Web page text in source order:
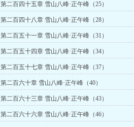
第二百四十五章 雪山八峰·正午峰（25）
第二百四十八章 雪山八峰·正午峰（28）
第二百五十一章 雪山八峰·正午峰（31）
第二百五十四章 雪山八峰·正午峰（34）
第二百五十七章 雪山八峰·正午峰（37）
第二百六十章 雪山八峰·正午峰（40）
第二百六十三章 雪山八峰·正午峰（43）
第二百六十六章 雪山八峰·正午峰（46）